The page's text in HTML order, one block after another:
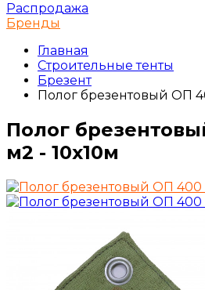
Распродажа
Бренды
Главная
Строительные тенты
Брезент
Полог брезентовый ОП
Полог
м2 - 10x10м